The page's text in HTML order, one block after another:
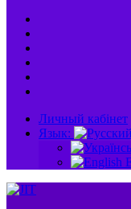
Личный кабінет
Язык: